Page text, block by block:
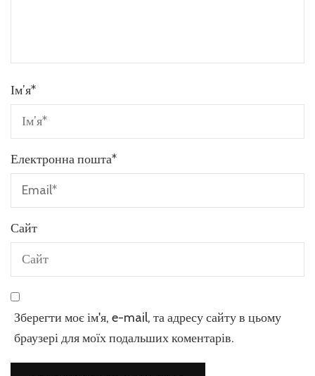
Ім’я*
Електронна пошта*
Сайт
Зберегти моє ім'я, e-mail, та адресу сайту в цьому
браузері для моїх подальших коментарів.